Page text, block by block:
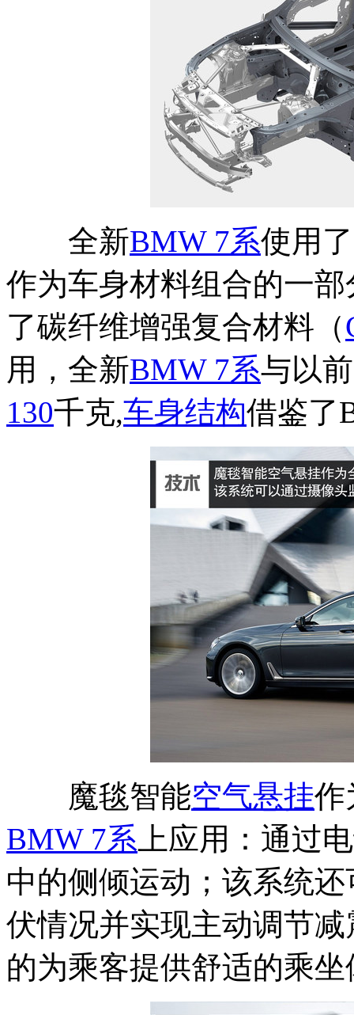
全新BMW 7系使用
作为车身材料组合的一
了碳纤维增强复合材料（
用，全新BMW 7系与以
130千克,车身结构借鉴了
魔毯智能空气悬挂作
BMW 7系 上应用：通过
中的侧倾运动；该系统
伏情况并实现主动调节
的为乘客提供舒适的乘坐